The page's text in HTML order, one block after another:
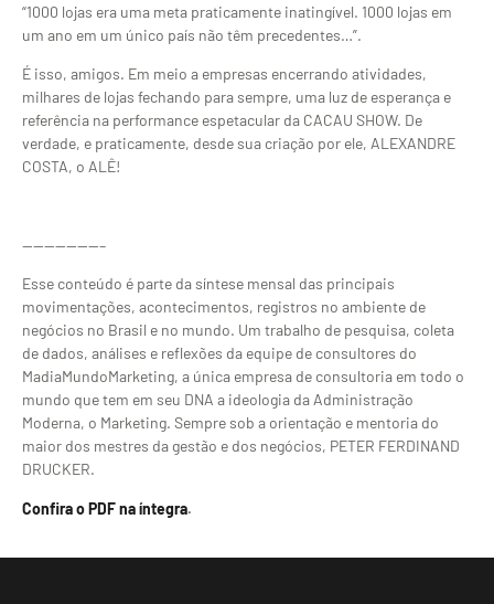
“1000 lojas era uma meta praticamente inatingível. 1000 lojas em
um ano em um único país não têm precedentes…”.
É isso, amigos. Em meio a empresas encerrando atividades,
milhares de lojas fechando para sempre, uma luz de esperança e
referência na performance espetacular da CACAU SHOW. De
verdade, e praticamente, desde sua criação por ele, ALEXANDRE
COSTA, o ALÊ!
———————–
Esse conteúdo é parte da síntese mensal das principais
movimentações, acontecimentos, registros no ambiente de
negócios no Brasil e no mundo. Um trabalho de pesquisa, coleta
de dados, análises e reflexões da equipe de consultores do
MadiaMundoMarketing, a única empresa de consultoria em todo o
mundo que tem em seu DNA a ideologia da Administração
Moderna, o Marketing. Sempre sob a orientação e mentoria do
maior dos mestres da gestão e dos negócios, PETER FERDINAND
DRUCKER.
Confira o PDF na íntegra.